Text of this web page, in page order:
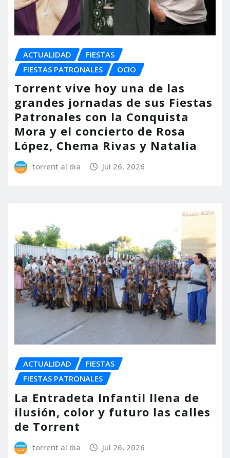
ACTUALIDAD
FIESTAS
FIESTAS PATRONALES
OCIO
Torrent vive hoy una de las
grandes jornadas de sus Fiestas
Patronales con la Conquista
Mora y el concierto de Rosa
López, Chema Rivas y Natalia
torrent al dia Jul 26, 2026
ACTUALIDAD
FIESTAS
FIESTAS PATRONALES
La Entradeta Infantil llena de
ilusión, color y futuro las calles
de Torrent
torrent al dia Jul 26, 2026